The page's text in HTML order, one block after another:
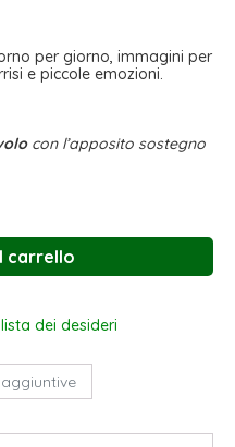
per giorno, immagini per
e piccole emozioni.
con l’apposito sostegno
carrello
dei desideri